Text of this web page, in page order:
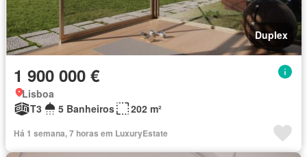
Duplex
1 900 000 €
Lisboa
T3
5 Banheiros 202 m²
Há 1 semana, 7 horas em LuxuryEstate